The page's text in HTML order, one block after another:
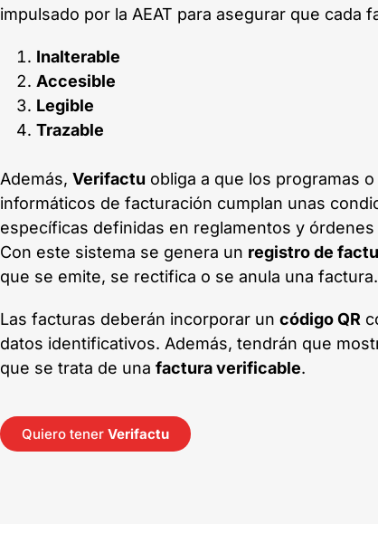
impulsado por la AEAT para asegurar que cada
Inalterable
Accesible
Legible
Trazable
Además, Verifactu obliga a que los programas
informáticos de facturación cumplan unas
específicas definidas en reglamentos y órdenes
Con este sistema se genera un registro de
que se emite, se rectifica o se anula una factura.
Las facturas deberán incorporar un código QR
datos identificativos. Además, tendrán que
que se trata de una factura verificable.
Quiero tener Verifactu